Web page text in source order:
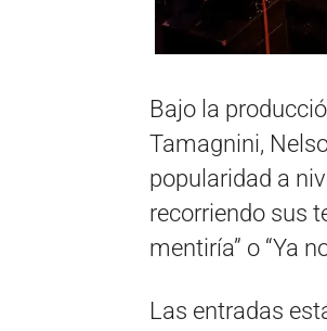
Bajo la
Tamagnini,
popularidad a
recorriendo sus
mentiría” o “Ya
Las entradas